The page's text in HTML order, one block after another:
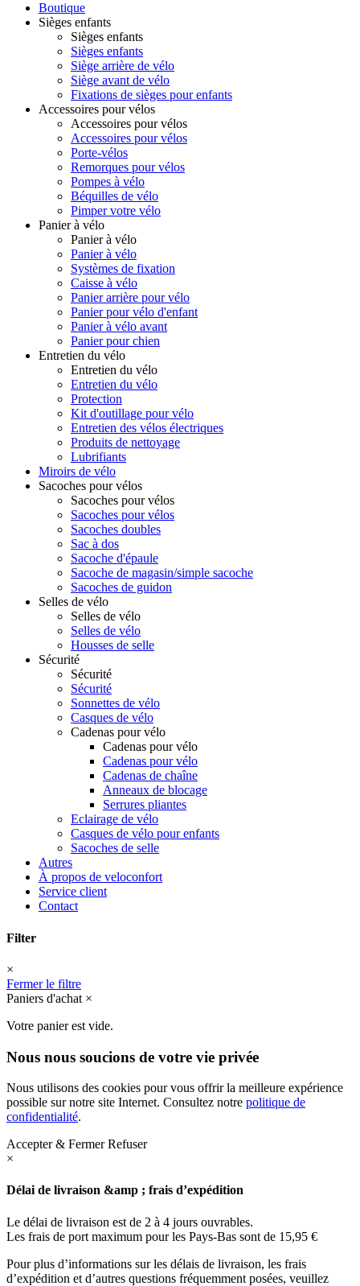
Boutique
Sièges enfants
Sièges enfants
Sièges enfants
Siège arrière de vélo
Siège avant de vélo
Fixations de sièges pour enfants
Accessoires pour vélos
Accessoires pour vélos
Accessoires pour vélos
Porte-vélos
Remorques pour vélos
Pompes à vélo
Béquilles de vélo
Pimper votre vélo
Panier à vélo
Panier à vélo
Panier à vélo
Systèmes de fixation
Caisse à vélo
Panier arrière pour vélo
Panier pour vélo d'enfant
Panier à vélo avant
Panier pour chien
Entretien du vélo
Entretien du vélo
Entretien du vélo
Protection
Kit d'outillage pour vélo
Entretien des vélos électriques
Produits de nettoyage
Lubrifiants
Miroirs de vélo
Sacoches pour vélos
Sacoches pour vélos
Sacoches pour vélos
Sacoches doubles
Sac à dos
Sacoche d'épaule
Sacoche de magasin/simple sacoche
Sacoches de guidon
Selles de vélo
Selles de vélo
Selles de vélo
Housses de selle
Sécurité
Sécurité
Sécurité
Sonnettes de vélo
Casques de vélo
Cadenas pour vélo
Cadenas pour vélo
Cadenas pour vélo
Cadenas de chaîne
Anneaux de blocage
Serrures pliantes
Eclairage de vélo
Casques de vélo pour enfants
Sacoches de selle
Autres
À propos de veloconfort
Service client
Contact
Filter
×
Fermer le filtre
Paniers d'achat ×
Votre panier est vide.
Nous nous soucions de votre vie privée
Nous utilisons des cookies pour vous offrir la meilleure expérience
possible sur notre site Internet. Consultez notre politique de
confidentialité.
Accepter & FermerRefuser
×
Délai de livraison &amp ; frais d’expédition
Le délai de livraison est de 2 à 4 jours ouvrables.
Les frais de port maximum pour les Pays-Bas sont de 15,95 €
Pour plus d’informations sur les délais de livraison, les frais
d’expédition et d’autres questions fréquemment posées, veuillez